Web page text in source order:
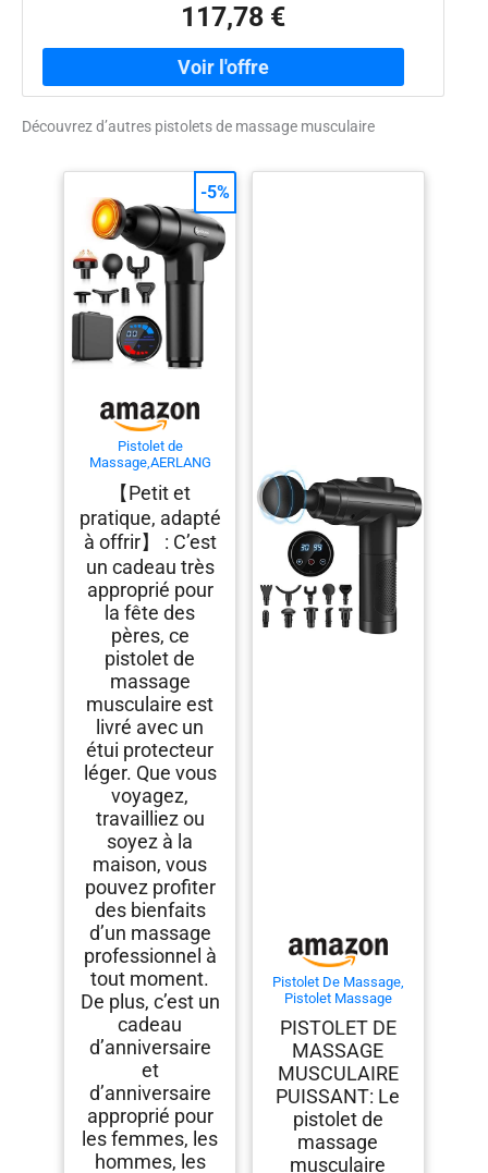
117,78 €
Découvrez d’autres pistolets de massage musculaire
Pistolet de
Massage,AERLANG
avec Chaleur,Masser
les muscles,Silencieux
Masseur dos et
cervicales avec 20
Niveaux
Réglables,Charge de
Type-C, Cadeau
Anniversaire
Femme&Homme
【Petit et
pratique, adapté
à offrir】 : C’est
un cadeau très
approprié pour
la fête des
pères, ce
pistolet de
massage
musculaire est
livré avec un
étui protecteur
léger. Que vous
voyagez,
travailliez ou
soyez à la
maison, vous
pouvez profiter
des bienfaits
d’un massage
professionnel à
tout moment.
De plus, c’est un
cadeau
d’anniversaire
et
d’anniversaire
approprié pour
les femmes, les
hommes, les
-5%
Pistolet De Massage,
Pistolet Massage
Musculaire Massage
Gun 30 Vitesses Avec
écran Lcd 10 Embouts
Pour Dos épaules,
Jambes, Muscles
(noir)
PISTOLET DE
MASSAGE
MUSCULAIRE
PUISSANT: Le
pistolet de
massage
musculaire